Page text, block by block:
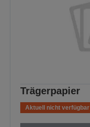
Trägerpapier
Aktuell nicht verfügbar